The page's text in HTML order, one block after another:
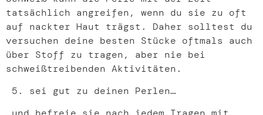
tatsächlich angreifen, wenn du sie zu oft
auf nackter Haut trägst. Daher solltest du
versuchen deine besten Stücke oftmals auch
über Stoff zu tragen, aber nie bei
schweißtreibenden Aktivitäten.
sei gut zu deinen Perlen…